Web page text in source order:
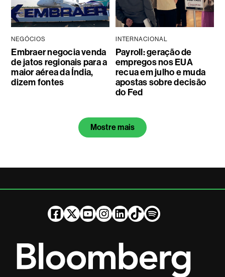
NEGÓCIOS
Embraer negocia venda
de jatos regionais para a
maior aérea da Índia,
dizem fontes
INTERNACIONAL
Payroll: geração de
empregos nos EUA
recua em julho e muda
apostas sobre decisão
do Fed
Mostre mais